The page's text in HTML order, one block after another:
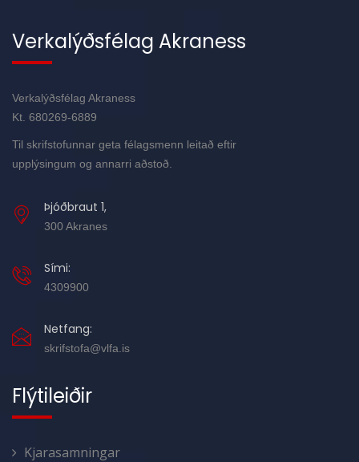
Verkalýðsfélag Akraness
Verkalýðsfélag Akraness
Kt. 680269-6889
Til skrifstofunnar geta félagsmenn leitað eftir
upplýsingum og annarri aðstoð.
Þjóðbraut 1,
300 Akranes
Sími:
4309900
Netfang:
skrifstofa@vlfa.is
Flýtileiðir
Kjarasamningar